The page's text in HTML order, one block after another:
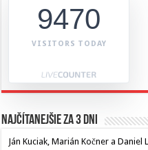
9470
VISITORS TODAY
Najčítanejšie za 3 dni
Ján Kuciak, Marián Kočner a